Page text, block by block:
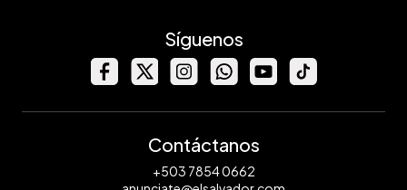
Síguenos
Contáctanos
+503 7854 0662